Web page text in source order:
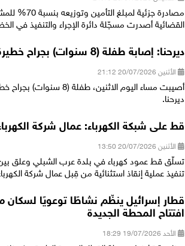
القضائية أصدرت مسجّلة دائرة الإجراء والتنفيذ في
ديرحنا: إصابة طفلة (8 سنوات) بجراح خطيرة بجريمة إطلاق نار
الأثنين 20/07/2026 21:12
أصيبت مساء اليوم الاثنين،
ديرحنا.
قط على شبكة الكهرباء: عمال شركة
الأثنين 20/07/2026 13:50
تسلّق قط عمود كهرباء في بلدة عرب الشبلي وعلق
تنفيذ عملية إنقاذ استثنائية من قِبل عمال شركة
قطار إسرائيل ينظّم نشاطًا توعويًا لسكان
افتتاح المحطة الجديدة
الأحد 19/07/2026 18:29